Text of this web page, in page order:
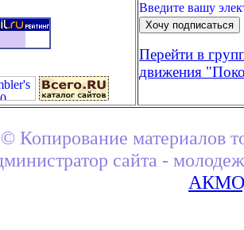
Введите вашу
Перейти в
движения
Копирование материалов
сайта -